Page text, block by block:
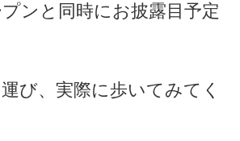
ンと同時にお披露目予定
び、実際に歩いてみてく